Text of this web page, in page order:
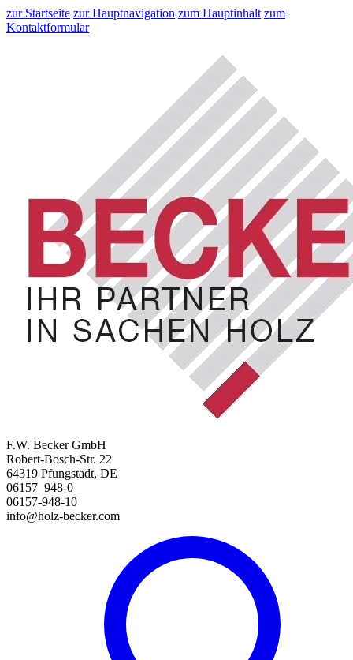
zur Startseite zur Hauptnavigation zum Hauptinhalt zum
Kontaktformular
F.W. Becker GmbH
Robert-Bosch-Str. 22
64319 Pfungstadt, DE
06157–948-0
06157-948-10
info@holz-becker.com